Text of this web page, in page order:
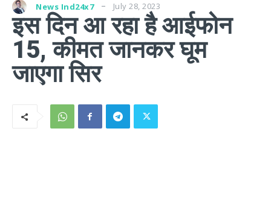
News Ind24x7 July 28, 2023
इस दिन आ रहा है आईफोन
15, कीमत जानकर घूम
जाएगा सिर